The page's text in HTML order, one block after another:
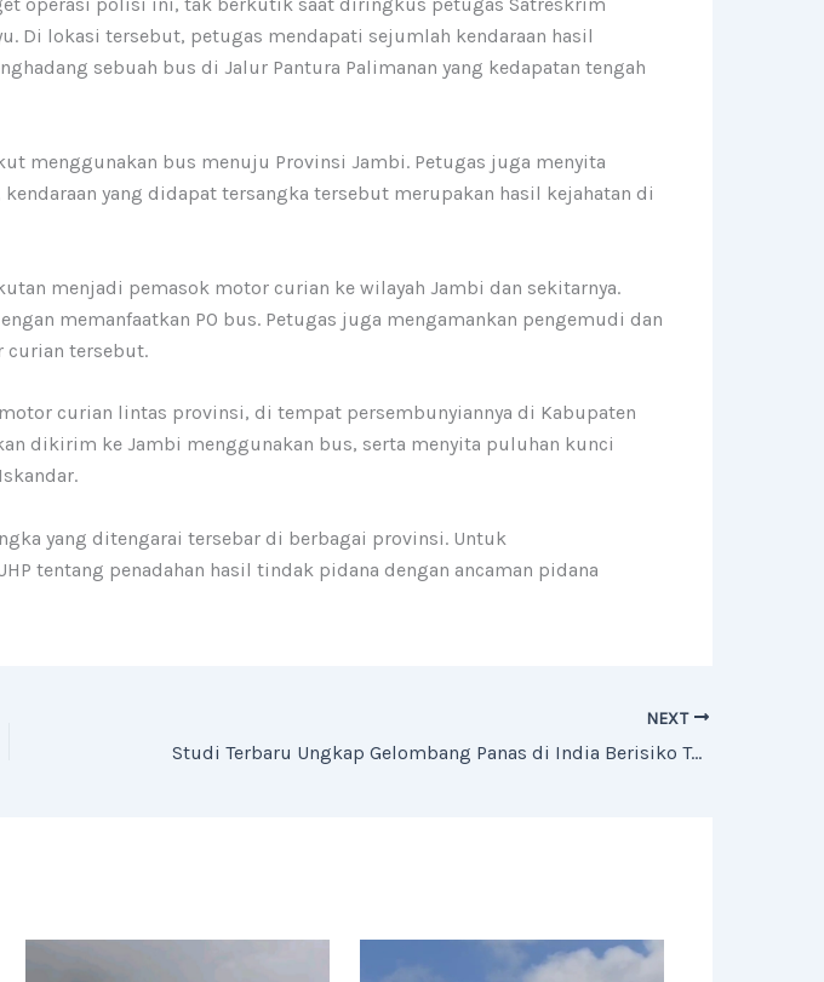
operasi polisi ini, tak berkutik saat diringkus petugas Satreskrim
Di lokasi tersebut, petugas mendapati sejumlah kendaraan hasil
sebuah bus di Jalur Pantura Palimanan yang kedapatan tengah
menggunakan bus menuju Provinsi Jambi. Petugas juga menyita
yang didapat tersangka tersebut merupakan hasil kejahatan di
menjadi pemasok motor curian ke wilayah Jambi dan sekitarnya.
memanfaatkan PO bus. Petugas juga mengamankan pengemudi dan
tersebut.
curian lintas provinsi, di tempat persembunyiannya di Kabupaten
dikirim ke Jambi menggunakan bus, serta menyita puluhan kunci
yang ditengarai tersebar di berbagai provinsi. Untuk
tentang penadahan hasil tindak pidana dengan ancaman pidana
NEXT
Studi Terbaru Ungkap Gelombang Panas di India Berisiko Tewaskan 3.400 Orang per Hari